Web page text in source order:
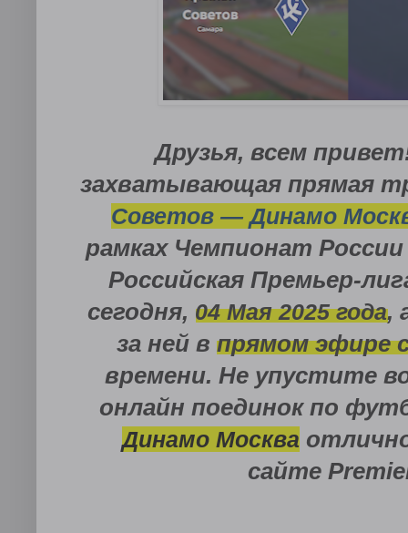
Друзья, всем
захватывающая прямая
Советов — Динамо
рамках Чемпионат
Российская Премьер-
сегодня, 04 Мая2025 года,
за ней в прямом эфире
времени. Не упустите
онлайн поединок по
Динамо Москва
сайте